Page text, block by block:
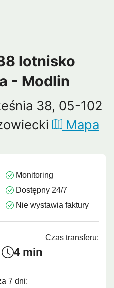
lotnisko
- Modlin
38, 05-102
Mapa
Monitoring
Dostępny 24/7
Nie wystawia faktury
Czas transferu:
4 min
7 dni: